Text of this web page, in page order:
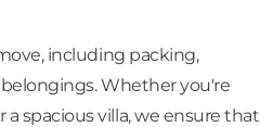
including packing,
Whether you're
spacious villa, we ensure that